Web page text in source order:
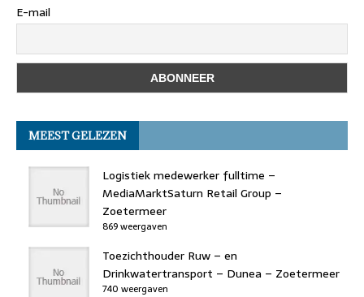
E-mail
MEEST GELEZEN
Logistiek medewerker fulltime –
MediaMarktSaturn Retail Group –
Zoetermeer
869 weergaven
Toezichthouder Ruw – en
Drinkwatertransport – Dunea – Zoetermeer
740 weergaven